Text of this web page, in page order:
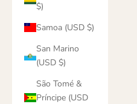
$)
Samoa (USD $)
San Marino
(USD $)
São Tomé &
Príncipe (USD